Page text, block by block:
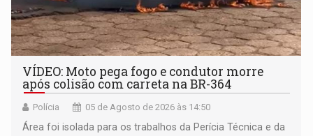
VÍDEO: Moto pega fogo e condutor morre
após colisão com carreta na BR-364
Polícia 05 de Agosto de 2026 às 14:50
Área foi isolada para os trabalhos da Perícia Técnica e da